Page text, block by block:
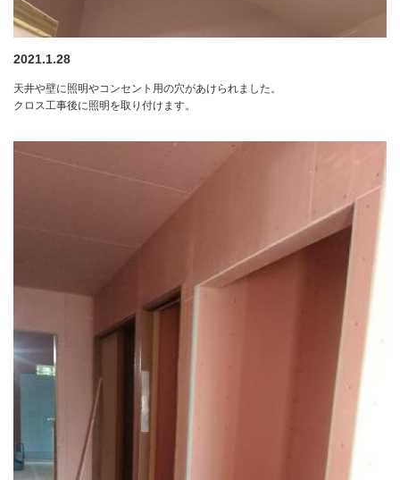
2021.1.28
天井や壁に照明やコンセント用の穴があけられました。
クロス工事後に照明を取り付けます。